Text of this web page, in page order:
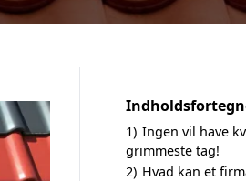
1) Ingen vil have
grimmeste tag!
2) Hvad kan et